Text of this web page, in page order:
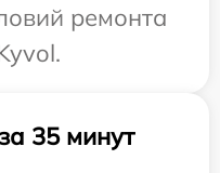
ремонта
35 минут